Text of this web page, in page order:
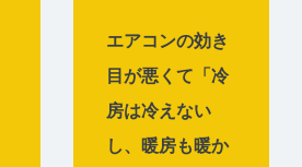
エアコンの効き
目が悪くて「冷
房は冷えない
し、暖房も暖か